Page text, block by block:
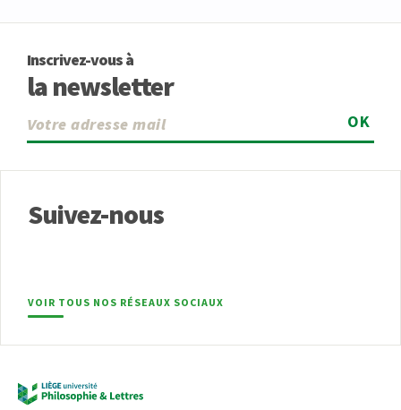
Inscrivez-vous à
la newsletter
OK
Suivez-nous
VOIR TOUS NOS RÉSEAUX SOCIAUX